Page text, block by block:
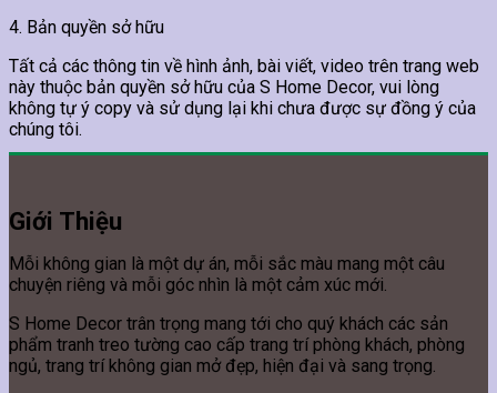
4. Bản quyền sở hữu
Tất cả các thông tin về hình ảnh, bài viết, video trên trang web
này thuộc bản quyền sở hữu của S Home Decor, vui lòng
không tự ý copy và sử dụng lại khi chưa được sự đồng ý của
chúng tôi.
Giới Thiệu
Mỗi không gian là một dự án, mỗi sắc màu mang một câu
chuyện riêng và mỗi góc nhìn là một cảm xúc mới.
S Home Decor trân trọng mang tới cho quý khách các sản
phẩm tranh treo tường cao cấp trang trí phòng khách, phòng
ngủ, trang trí không gian mở đẹp, hiện đại và sang trọng.